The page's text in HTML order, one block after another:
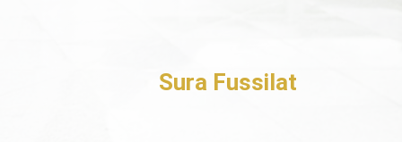
Sura Fussilat